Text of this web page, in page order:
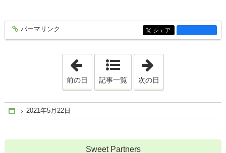
entry1779
パーマリンク entry1779
シェア
「2021年5月20日」
前の日 記事一覧 次の日
Home
2021年5月22日
Sweet Partners